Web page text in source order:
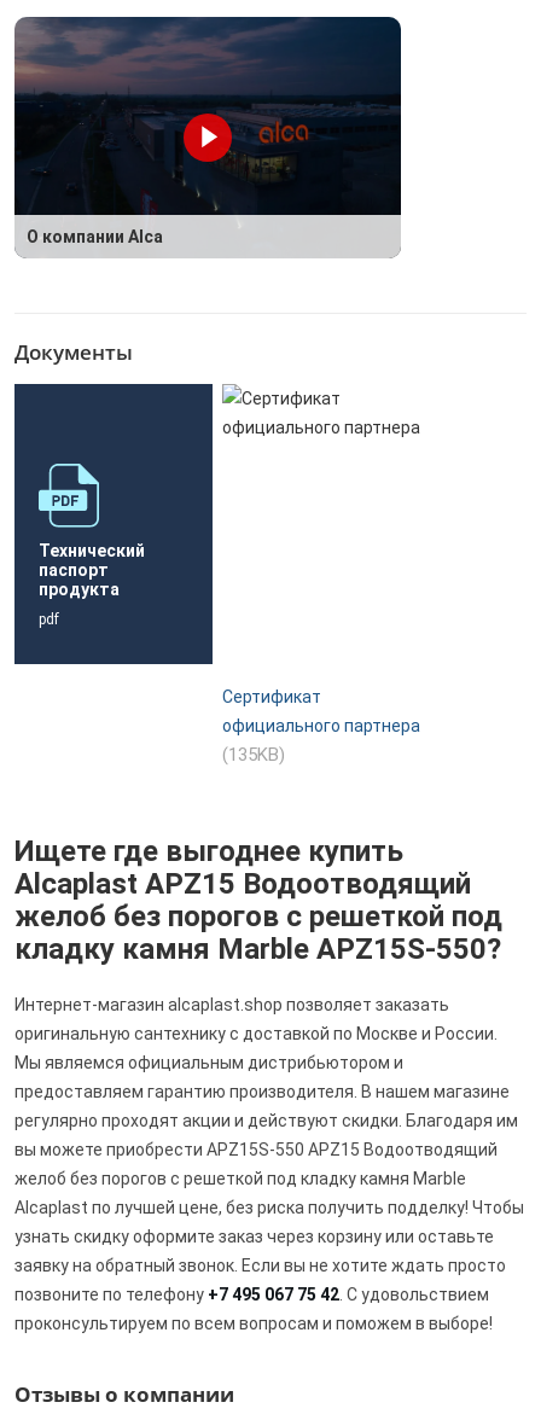
О компании Alca
Документы
Технический
паспорт
продукта
pdf
Сертификат
официального партнера
(135KB)
Ищете где выгоднее купить
Alcaplast APZ15 Водоотводящий
желоб без порогов с решеткой под
кладку камня Marble APZ15S-550?
Интернет-магазин alcaplast.shop позволяет заказать
оригинальную сантехнику с доставкой по Москве и России.
Мы являемся официальным дистрибьютором и
предоставляем гарантию производителя. В нашем магазине
регулярно проходят акции и действуют скидки. Благодаря им
вы можете приобрести APZ15S-550 APZ15 Водоотводящий
желоб без порогов с решеткой под кладку камня Marble
Alcaplast по лучшей цене, без риска получить подделку! Чтобы
узнать скидку оформите заказ через корзину или оставьте
заявку на обратный звонок. Если вы не хотите ждать просто
позвоните по телефону +7 495 067 75 42 . С удовольствием
проконсультируем по всем вопросам и поможем в выборе!
Отзывы о компании